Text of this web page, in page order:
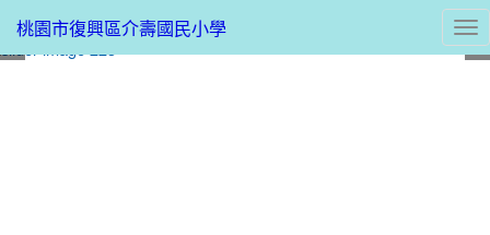
桃園市復興區介壽國民小學